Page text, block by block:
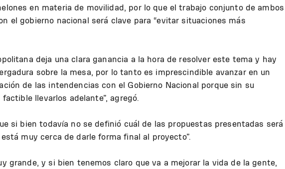
en materia de movilidad, por lo que el trabajo conjunto de ambos
el gobierno nacional será clave para “evitar situaciones más
deja una clara ganancia a la hora de resolver este tema y hay
sobre la mesa, por lo tanto es imprescindible avanzar en un
de las intendencias con el Gobierno Nacional porque sin su
llevarlos adelante”, agregó.
si bien todavía no se definió cuál de las propuestas presentadas será
muy cerca de darle forma final al proyecto”.
grande, y si bien tenemos claro que va a mejorar la vida de la gente,